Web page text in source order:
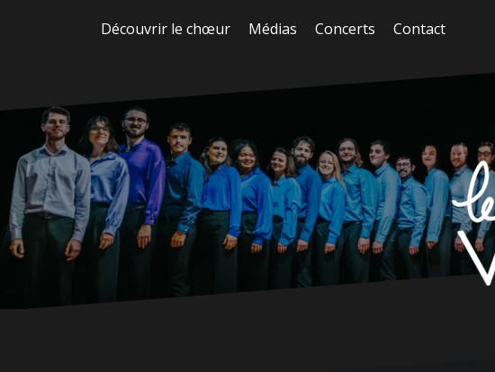
Découvrir le chœur Médias Concerts Contact